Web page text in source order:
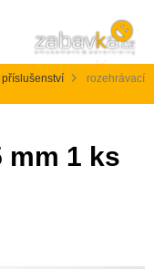
příslušenství
rozehrávací
mm 1 ks